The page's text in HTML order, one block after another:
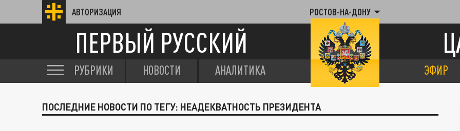
АВТОРИЗАЦИЯ РОСТОВ-НА-ДОНУ
ПЕРВЫЙ РУССКИЙ
РУБРИКИ НОВОСТИ АНАЛИТИКА ЭФИР
ПОСЛЕДНИЕ НОВОСТИ ПО ТЕГУ: НЕАДЕКВАТНОСТЬ ПРЕЗИДЕНТА